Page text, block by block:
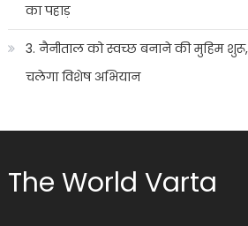
का पहाड़
3. नैनीताल को स्वच्छ बनाने की मुहिम शुरू,
चलेगा विशेष अभियान
The World Varta